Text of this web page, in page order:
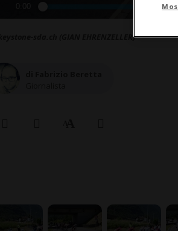
keystone-sda.ch (GIAN EHRENZELLER)